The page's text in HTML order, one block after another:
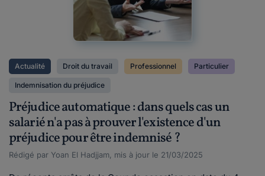
Actualité Droit du travail Professionnel Particulier
Indemnisation du préjudice
Préjudice automatique : dans quels cas un
salarié n'a pas à prouver l'existence d'un
préjudice pour être indemnisé ?
Rédigé par Yoan El Hadjjam, mis à jour le 21/03/2025